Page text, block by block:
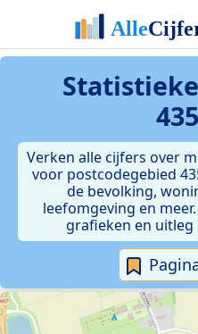
Verken alle cijfers over
voor postcodegebied
de bevolking,
leefomgeving en
grafieken en